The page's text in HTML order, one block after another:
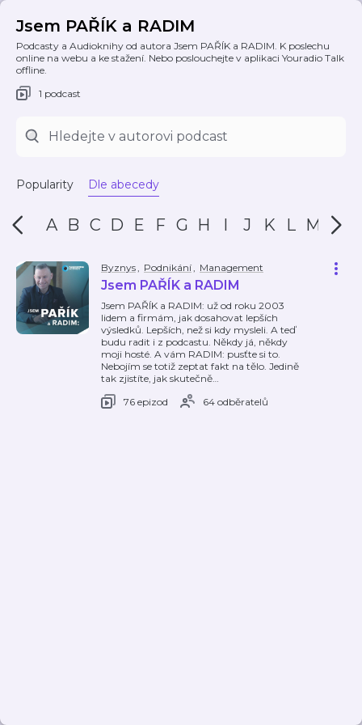
Jsem PAŘÍK a RADIM
Podcasty a Audioknihy od autora Jsem PAŘÍK a RADIM. K poslechu
online na webu a ke stažení. Nebo poslouchejte v aplikaci Youradio Talk
offline.
1 podcast
Popularity Dle abecedy
A B C D E F G H I J K L M N
Byznys, Podnikání, Management
Jsem PAŘÍK a RADIM
Jsem PAŘÍK a RADIM: už od roku 2003
lidem a firmám, jak dosahovat lepších
výsledků. Lepších, než si kdy mysleli. A teď
budu radit i z podcastu. Někdy já, někdy
moji hosté. A vám RADIM: pusťte si to.
Nebojím se totiž zeptat fakt na tělo. Jedině
tak zjistíte, jak skutečně…
76 epizod
64 odběratelů